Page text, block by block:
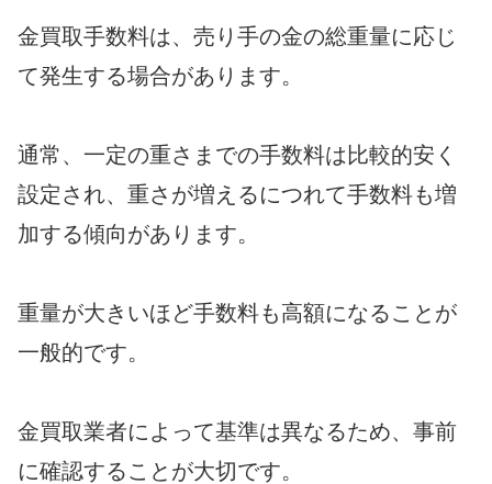
金買取手数料は、売り手の金の総重量に応じ
て発生する場合があります。
通常、一定の重さまでの手数料は比較的安く
設定され、重さが増えるにつれて手数料も増
加する傾向があります。
重量が大きいほど手数料も高額になることが
一般的です。
金買取業者によって基準は異なるため、事前
に確認することが大切です。